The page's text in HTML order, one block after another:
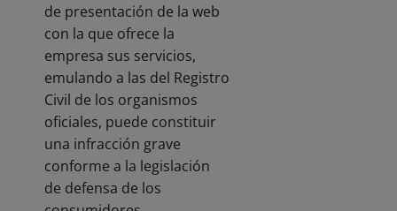
de presentación de la web
con la que ofrece la
empresa sus servicios,
emulando a las del Registro
Civil de los organismos
oficiales, puede constituir
una infracción grave
conforme a la legislación
de defensa de los